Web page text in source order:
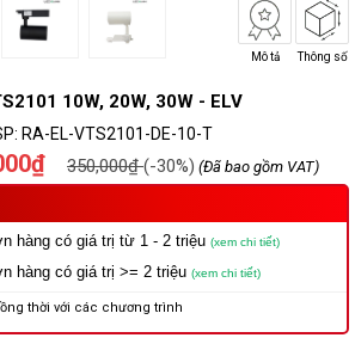
Mô tả Thông số
10W, 20W, 30W - ELV
RA-EL-VTS2101-DE-10-T
350,000₫(-30%) (Đã bao gồm VAT)
hàng có giá trị từ 1 - 2 triệu (xem chi tiết)
hàng có giá trị >= 2 triệu (xem chi tiết)
thời với các chương trình